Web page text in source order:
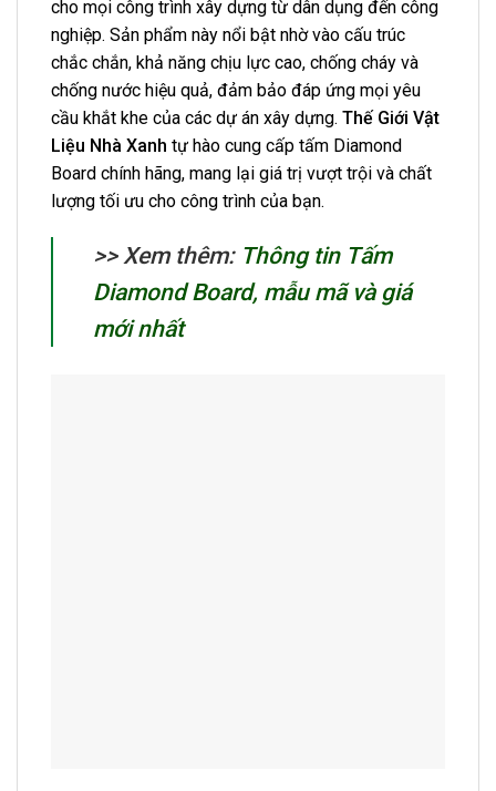
cho mọi công trình xây dựng từ dân dụng đến công
nghiệp. Sản phẩm này nổi bật nhờ vào cấu trúc
chắc chắn, khả năng chịu lực cao, chống cháy và
chống nước hiệu quả, đảm bảo đáp ứng mọi yêu
cầu khắt khe của các dự án xây dựng. Thế Giới Vật
Liệu Nhà Xanh tự hào cung cấp tấm Diamond
Board chính hãng, mang lại giá trị vượt trội và chất
lượng tối ưu cho công trình của bạn.
>> Xem thêm: Thông tin Tấm
Diamond Board, mẫu mã và giá
mới nhất